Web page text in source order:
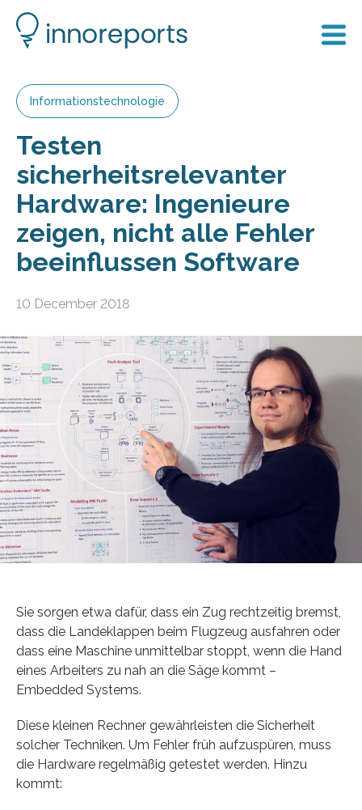
Informationstechnologie
Testen
sicherheitsrelevanter
Hardware: Ingenieure
zeigen, nicht alle Fehler
beeinflussen Software
10 December 2018
Sie sorgen etwa dafür, dass ein Zug rechtzeitig bremst,
dass die Landeklappen beim Flugzeug ausfahren oder
dass eine Maschine unmittelbar stoppt, wenn die Hand
eines Arbeiters zu nah an die Säge kommt –
Embedded Systems.
Diese kleinen Rechner gewährleisten die Sicherheit
solcher Techniken. Um Fehler früh aufzuspüren, muss
die Hardware regelmäßig getestet werden. Hinzu
kommt: